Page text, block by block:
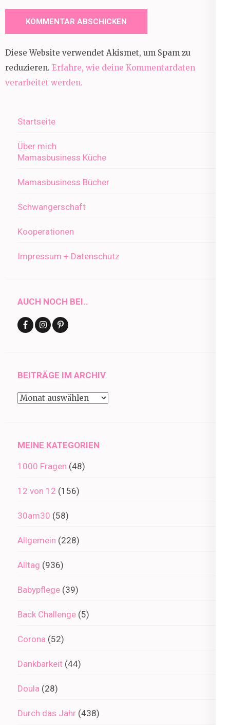
Diese Website verwendet Akismet, um Spam zu
reduzieren. Erfahre, wie deine Kommentardaten
verarbeitet werden.
Startseite
Über mich
Mamasbusiness Küche
Mamasbusiness Bücher
Schwangerschaft
Kooperationen
Impressum + Datenschutz
AUCH NOCH BEI..
BEITRÄGE IM ARCHIV
Beiträge
MEINE KATEGORIEN
1000 Fragen (48)
12 von 12 (156)
30am30 (58)
Allgemein (228)
Alltag (936)
Babypflege (39)
Back Challenge (5)
Corona (52)
Dankbarkeit (44)
Doula (28)
Durch das Jahr (438)